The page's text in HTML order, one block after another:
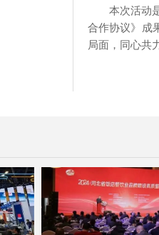
本次活动
合作协议》成
局面，同心共